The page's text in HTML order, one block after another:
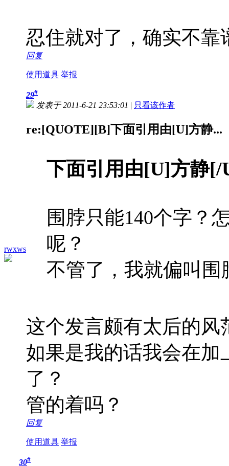
忍住就对了，确实不靠
回复
使用道具 举报
rwxws
29#
发表于 2011-6-21 23:53:01 | 只看该作者
re:[QUOTE][B]下面引用由[U]方静...
下面引用由[U]方静[/
围脖只能140个字？
呢？
不管了，我就偏叫围
这个发言颇有太后的风
如果是我的话我会在加
了？
管的着吗？
回复
使用道具 举报
30#